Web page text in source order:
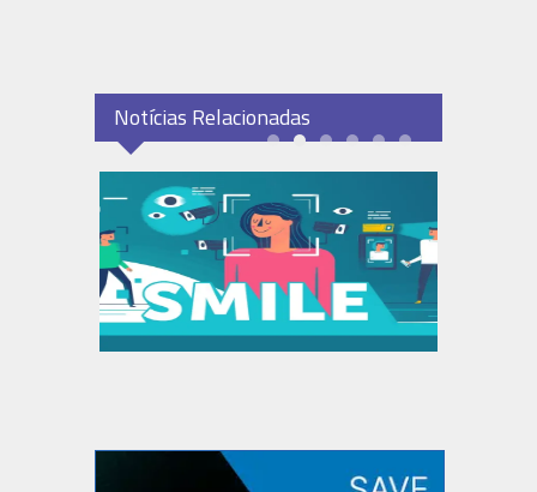
Notícias Relacionadas